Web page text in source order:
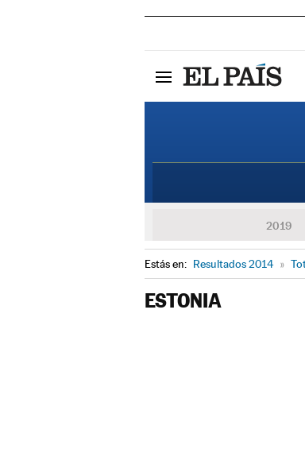
2019
Estás en: Resultados 2014 »
ESTONIA